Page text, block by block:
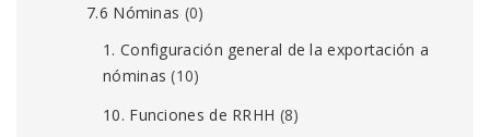
7.6 Nóminas (0)
1. Configuración general de la exportación a
nóminas (10)
10. Funciones de RRHH (8)